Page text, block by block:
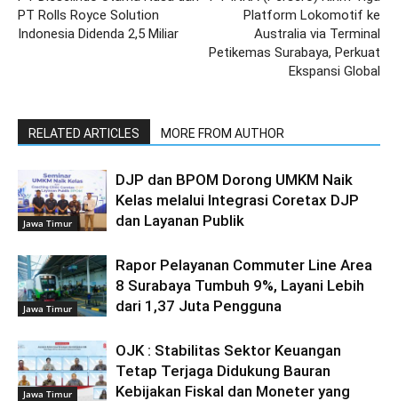
PT Rolls Royce Solution
Indonesia Didenda 2,5 Miliar
Platform Lokomotif ke
Australia via Terminal
Petikemas Surabaya, Perkuat
Ekspansi Global
RELATED ARTICLES MORE FROM AUTHOR
Jawa Timur
DJP dan BPOM Dorong UMKM Naik
Kelas melalui Integrasi Coretax DJP
dan Layanan Publik
Jawa Timur
Rapor Pelayanan Commuter Line Area
8 Surabaya Tumbuh 9%, Layani Lebih
dari 1,37 Juta Pengguna
Jawa Timur
OJK : Stabilitas Sektor Keuangan
Tetap Terjaga Didukung Bauran
Kebijakan Fiskal dan Moneter yang